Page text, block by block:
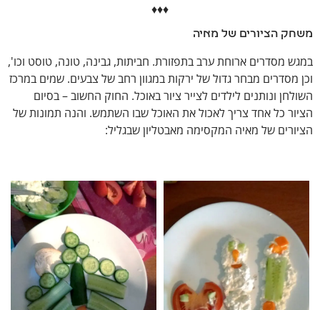
♦♦♦
משחק הציורים של מאיה
במגש מסדרים ארוחת ערב בתפזורת. חביתות, גבינה, טונה, טוסט וכו',
וכן מסדרים מבחר גדול של ירקות במגוון רחב של צבעים. שמים במרכז
השולחן ונותנים לילדים לצייר ציור באוכל. החוק החשוב – בסיום
הציור כל אחד צריך לאכול את האוכל שבו השתמש. והנה תמונות של
הציורים של מאיה המקסימה מאבטליון שבגליל: